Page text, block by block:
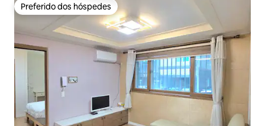
Preferido dos hóspedes
Preferido dos hóspedes